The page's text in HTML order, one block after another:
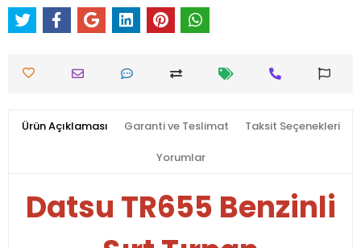
Ürün Açıklaması Garanti ve Teslimat Taksit Seçenekleri
Yorumlar
Datsu TR655 Benzinli